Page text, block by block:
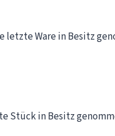
Ware in Besitz
in Besitz